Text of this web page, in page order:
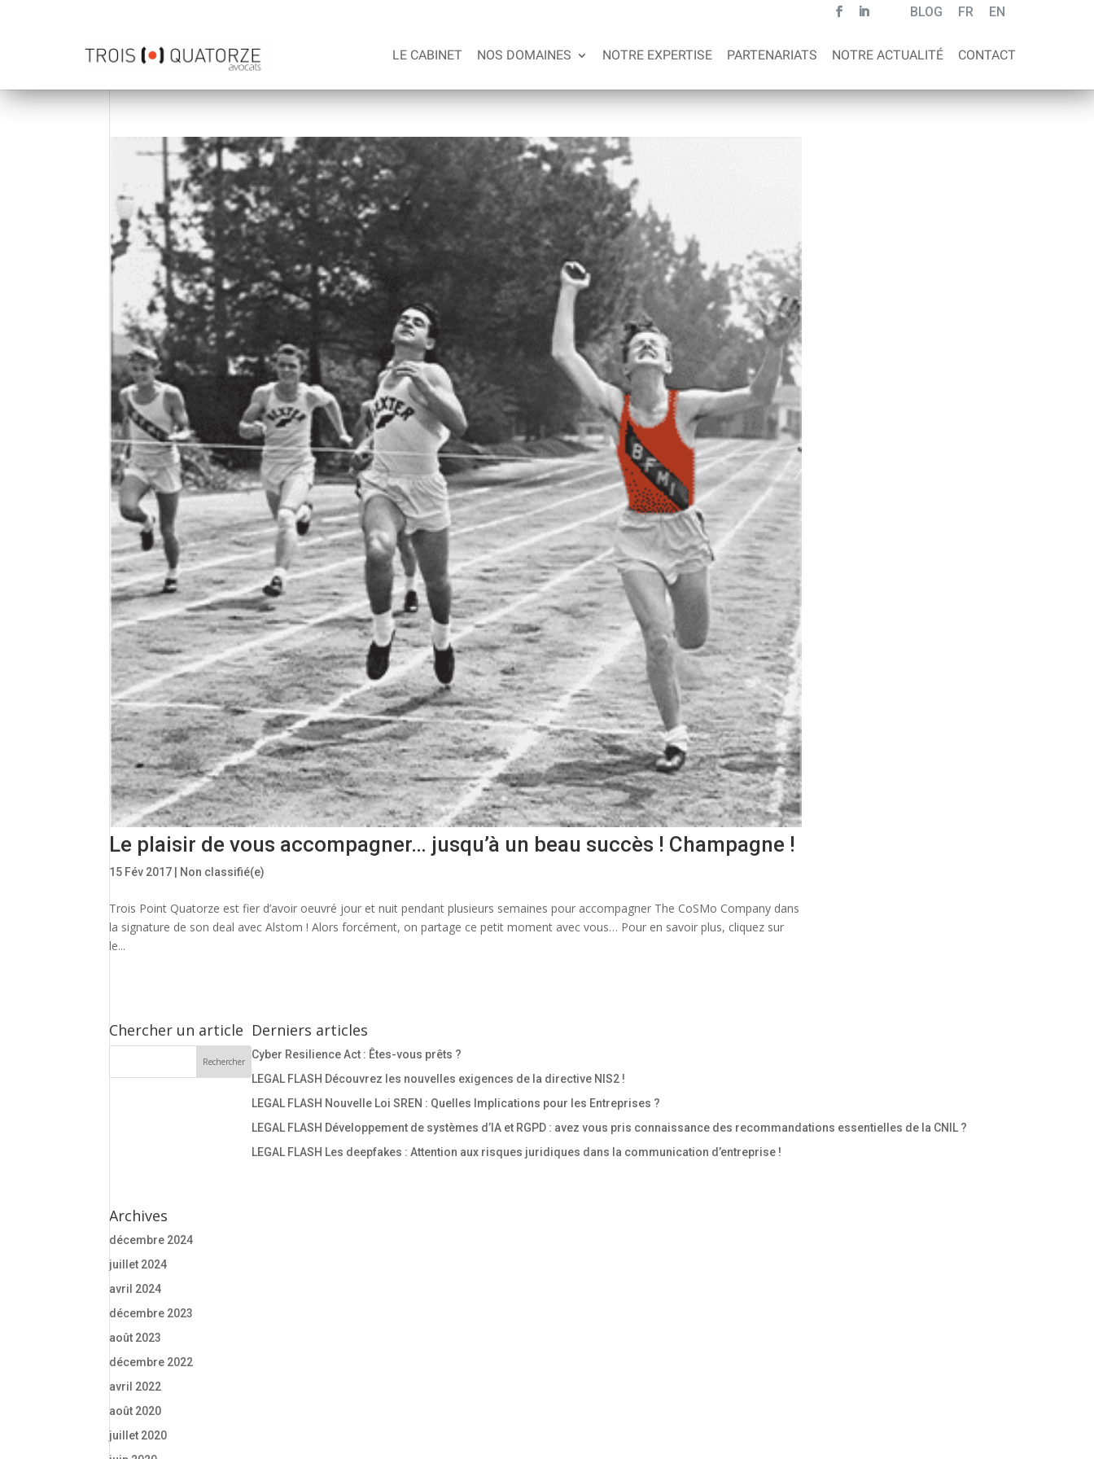
BLOG FR EN
LE CABINET NOS DOMAINES NOTRE EXPERTISE PARTENARIATS NOTRE ACTUALITÉ CONTACT
Le plaisir de vous accompagner… jusqu’à un beau succès ! Champagne !
15 Fév 2017 Non classifié(e)
Trois Point Quatorze est fier d’avoir oeuvré jour et nuit pendant plusieurs semaines pour accompagner The CoSMo Company dans
la signature de son deal avec Alstom ! Alors forcément, on partage ce petit moment avec vous… Pour en savoir plus, cliquez sur
le...
Chercher un article Derniers articles
Cyber Resilience Act : Êtes-vous prêts ?
LEGAL FLASH Découvrez les nouvelles exigences de la directive NIS2 !
LEGAL FLASH Nouvelle Loi SREN : Quelles Implications pour les Entreprises ?
LEGAL FLASH Développement de systèmes d’IA et RGPD : avez vous pris connaissance des recommandations essentielles de la CNIL ?
LEGAL FLASH Les deepfakes : Attention aux risques juridiques dans la communication d’entreprise !
Archives
décembre 2024
juillet 2024
avril 2024
décembre 2023
août 2023
décembre 2022
avril 2022
août 2020
juillet 2020